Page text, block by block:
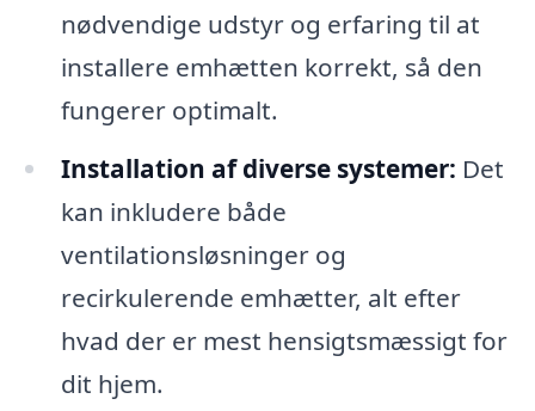
nødvendige udstyr og erfaring til at
installere emhætten korrekt, så den
fungerer optimalt.
Installation af diverse systemer: Det
kan inkludere både
ventilationsløsninger og
recirkulerende emhætter, alt efter
hvad der er mest hensigtsmæssigt for
dit hjem.